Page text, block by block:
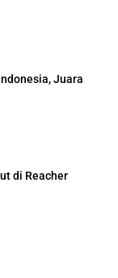
Juara
di Reacher